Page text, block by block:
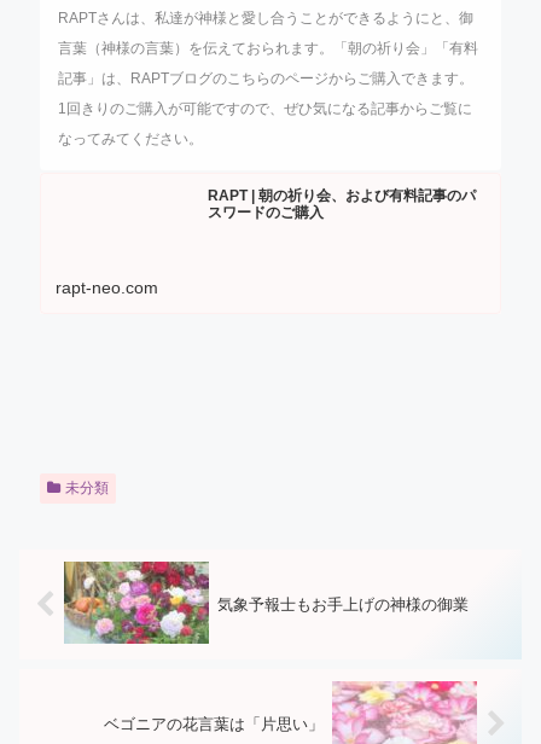
RAPTさんは、私達が神様と愛し合うことができるようにと、御
言葉（神様の言葉）を伝えておられます。
「朝の祈り会」「有料
記事」は、
RAPTブログのこちらのページからご購入できます。
1 回きりのご購入が可能ですので、ぜひ気になる記事からご覧に
なってみてください。
RAPT | 朝の祈り会、および有料記事のパ
スワードのご購入
rapt-neo.com
未分類
気象予報士もお手上げの神様の御業
ベゴニアの花言葉は「片思い」